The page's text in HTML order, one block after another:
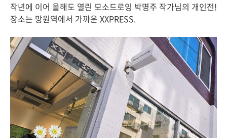
작년에 이어 올해도 열린 모소드로잉 박명주 작가님의 개인전!
장소는 망원역에서 가까운 XXPRESS.